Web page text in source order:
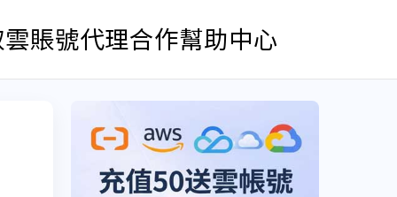
雲賬號代理合作幫助中心